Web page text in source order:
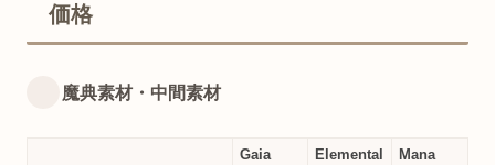
価格
魔典素材・中間素材
Gaia Elemental
Mana